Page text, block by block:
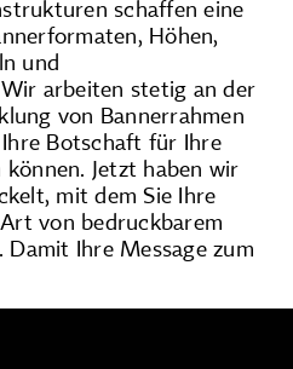
schaffen eine
Höhen,
und
arbeiten stetig an der
von Bannerrahmen
Botschaft für Ihre
können. Jetzt haben wir
mit dem Sie Ihre
von bedruckbarem
Ihre Message zum